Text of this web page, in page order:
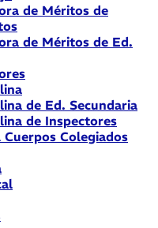
de Méritos de
de Méritos de Ed.
de Ed. Secundaria
de Inspectores
Colegiados